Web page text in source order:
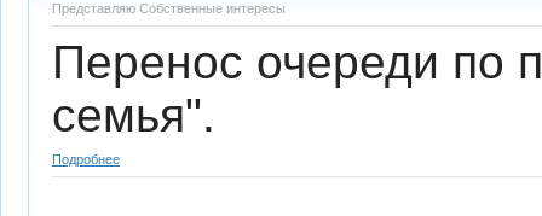
Представляю Собственные интересы
Перенос очереди по
семья".
Подробнее